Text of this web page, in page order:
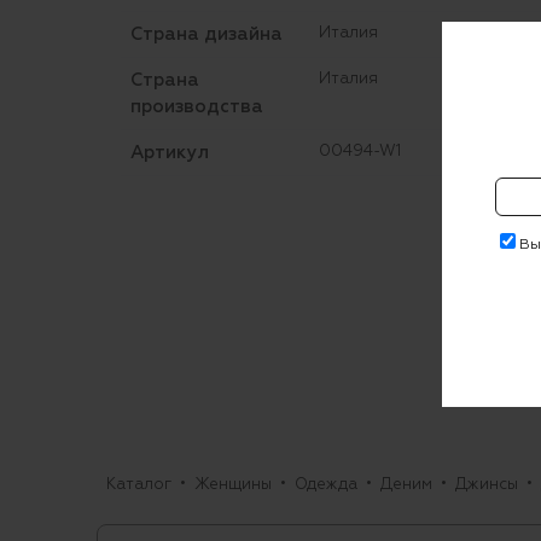
Страна дизайна Италия
Страна
производства
Италия
Артикул 00494-W1
Каталог Женщины Одежда Деним Джинсы